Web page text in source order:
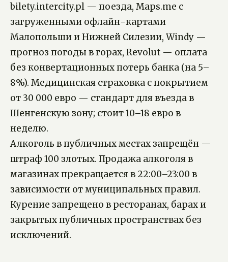
bilety.intercity.pl — поезда, Maps.me с
загруженными офлайн-картами
Малопольши и Нижней Силезии, Windy —
прогноз погоды в горах, Revolut — оплата
без конвертационных потерь банка (на 5–
8%). Медицинская страховка с покрытием
от 30 000 евро — стандарт для въезда в
Шенгенскую зону; стоит 10–18 евро в
неделю.
Алкоголь в публичных местах запрещён —
штраф 100 злотых. Продажа алкоголя в
магазинах прекращается в 22:00–23:00 в
зависимости от муниципальных правил.
Курение запрещено в ресторанах, барах и
закрытых публичных пространствах без
исключений.